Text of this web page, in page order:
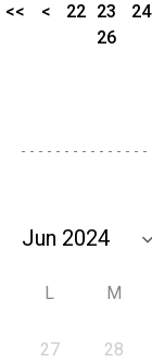
<< < 22 23 24
26
L M
27 28